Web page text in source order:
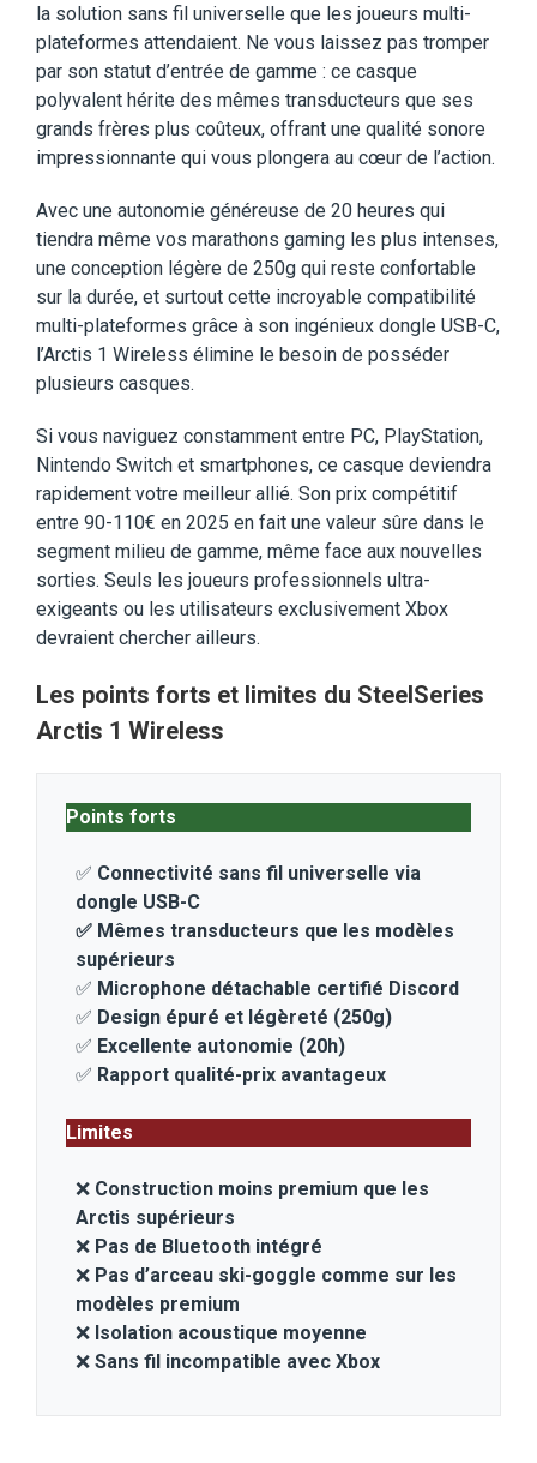
la solution sans fil universelle que les joueurs multi-
plateformes attendaient. Ne vous laissez pas tromper
par son statut d’entrée de gamme : ce casque
polyvalent hérite des mêmes transducteurs que ses
grands frères plus coûteux, offrant une qualité sonore
impressionnante qui vous plongera au cœur de l’action.
Avec une autonomie généreuse de 20 heures qui
tiendra même vos marathons gaming les plus intenses,
une conception légère de 250g qui reste confortable
sur la durée, et surtout cette incroyable compatibilité
multi-plateformes grâce à son ingénieux dongle USB-C,
l’Arctis 1 Wireless élimine le besoin de posséder
plusieurs casques.
Si vous naviguez constamment entre PC, PlayStation,
Nintendo Switch et smartphones, ce casque deviendra
rapidement votre meilleur allié. Son prix compétitif
entre 90-110€ en 2025 en fait une valeur sûre dans le
segment milieu de gamme, même face aux nouvelles
sorties. Seuls les joueurs professionnels ultra-
exigeants ou les utilisateurs exclusivement Xbox
devraient chercher ailleurs.
Les points forts et limites du SteelSeries
Arctis 1 Wireless
Points forts
✅ Connectivité sans fil universelle via
dongle USB-C
✅ Mêmes transducteurs que les modèles
supérieurs
✅ Microphone détachable certifié Discord
✅ Design épuré et légèreté (250g)
✅ Excellente autonomie (20h)
✅ Rapport qualité-prix avantageux
Limites
❌ Construction moins premium que les
Arctis supérieurs
❌ Pas de Bluetooth intégré
❌ Pas d’arceau ski-goggle comme sur les
modèles premium
❌ Isolation acoustique moyenne
❌ Sans fil incompatible avec Xbox